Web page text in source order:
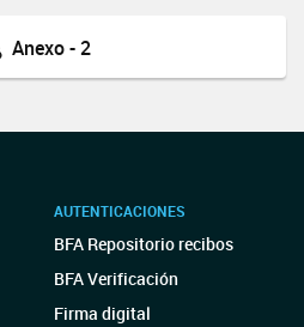
Anexo - 2
AUTENTICACIONES
BFA Repositorio recibos
BFA Verificación
Firma digital